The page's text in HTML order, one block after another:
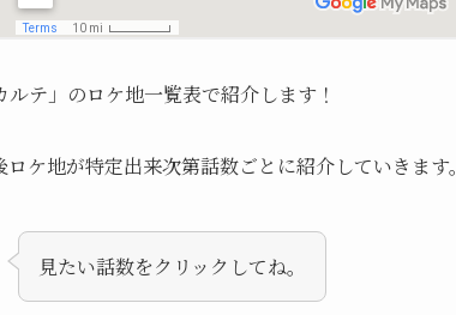
ルテ」のロケ地一覧表で紹介します！
ロケ地が特定出来次第話数ごとに紹介していきます。
見たい話数をクリックしてね。